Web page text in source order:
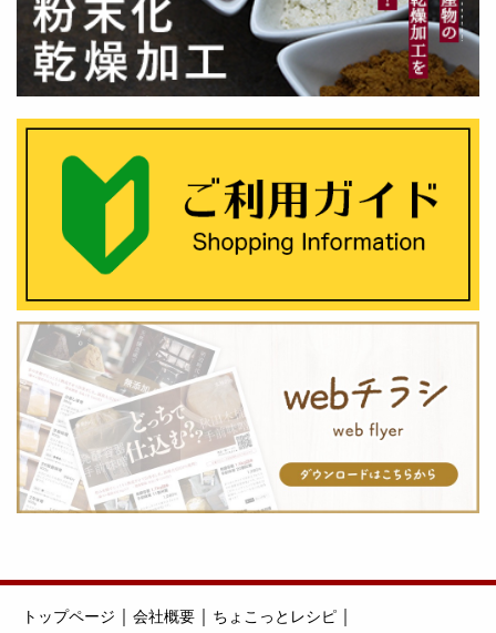
トップページ ｜ 会社概要 ｜ ちょこっとレシピ ｜